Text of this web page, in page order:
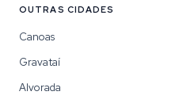
OUTRAS CIDADES
Canoas
Gravataí
Alvorada